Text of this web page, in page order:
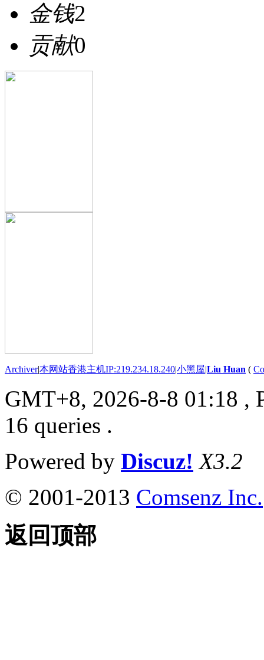
金钱2
贡献0
Archiver|本网站香港主机IP:219.234.18.240|小黑屋|Liu Huan (
GMT+8, 2026-8-8 01:18 ,
16 queries .
Powered by Discuz! X3.2
© 2001-2013 Comsenz Inc.
返回顶部